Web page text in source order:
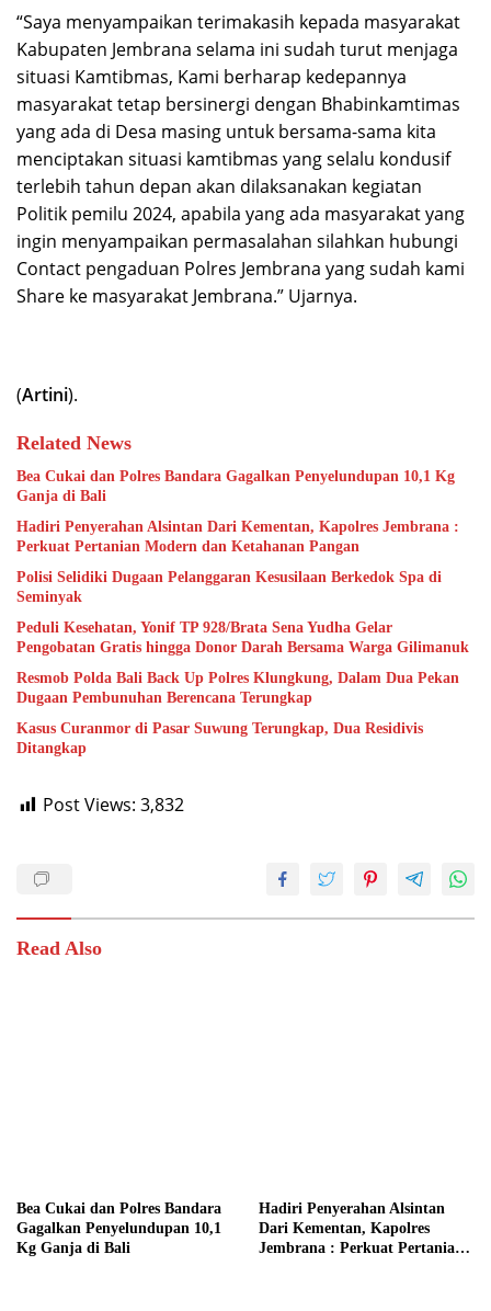
“Saya menyampaikan terimakasih kepada masyarakat
Kabupaten Jembrana selama ini sudah turut menjaga
situasi Kamtibmas, Kami berharap kedepannya
masyarakat tetap bersinergi dengan Bhabinkamtimas
yang ada di Desa masing untuk bersama-sama kita
menciptakan situasi kamtibmas yang selalu kondusif
terlebih tahun depan akan dilaksanakan kegiatan
Politik pemilu 2024, apabila yang ada masyarakat yang
ingin menyampaikan permasalahan silahkan hubungi
Contact pengaduan Polres Jembrana yang sudah kami
Share ke masyarakat Jembrana.” Ujarnya.
(Artini).
Related News
Bea Cukai dan Polres Bandara Gagalkan Penyelundupan 10,1 Kg
Ganja di Bali
Hadiri Penyerahan Alsintan Dari Kementan, Kapolres Jembrana :
Perkuat Pertanian Modern dan Ketahanan Pangan
Polisi Selidiki Dugaan Pelanggaran Kesusilaan Berkedok Spa di
Seminyak
Peduli Kesehatan, Yonif TP 928/Brata Sena Yudha Gelar
Pengobatan Gratis hingga Donor Darah Bersama Warga Gilimanuk
Resmob Polda Bali Back Up Polres Klungkung, Dalam Dua Pekan
Dugaan Pembunuhan Berencana Terungkap
Kasus Curanmor di Pasar Suwung Terungkap, Dua Residivis
Ditangkap
Post Views: 3,832
Read Also
Bea Cukai dan Polres Bandara
Gagalkan Penyelundupan 10,1
Kg Ganja di Bali
Hadiri Penyerahan Alsintan
Dari Kementan, Kapolres
Jembrana : Perkuat Pertanian